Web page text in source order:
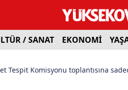
/ SANAT EKONOMİ
Tespit Komisyonu toplantısına